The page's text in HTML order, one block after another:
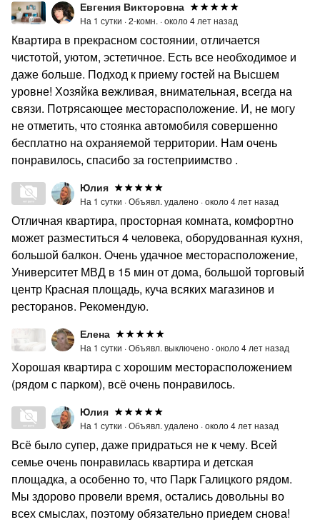
Евгения Викторовна
На 1 сутки ·2-комн. ·около 4 лет назад
Квартира в прекрасном состоянии, отличается
чистотой, уютом, эстетичное. Есть все необходимое и
даже больше. Подход к приему гостей на Высшем
уровне! Хозяйка вежливая, внимательная, всегда на
связи. Потрясающее месторасположение. И, не могу
не отметить, что стоянка автомобиля совершенно
бесплатно на охраняемой территории. Нам очень
понравилось, спасибо за гостеприимство .
Юлия
На 1 сутки ·Объявл. удалено ·около 4 лет назад
Отличная квартира, просторная комната, комфортно
может разместиться 4 человека, оборудованная кухня,
большой балкон. Очень удачное месторасположение,
Университет МВД в 15 мин от дома, большой торговый
центр Красная площадь, куча всяких магазинов и
ресторанов. Рекомендую.
Елена
На 1 сутки ·Объявл. выключено ·около 4 лет назад
Хорошая квартира с хорошим месторасположением
(рядом с парком), всё очень понравилось.
Юлия
На 1 сутки ·Объявл. удалено ·около 4 лет назад
Всё было супер, даже придраться не к чему. Всей
семье очень понравилась квартира и детская
площадка, а особенно то, что Парк Галицкого рядом.
Мы здорово провели время, остались довольны во
всех смыслах, поэтому обязательно приедем снова!